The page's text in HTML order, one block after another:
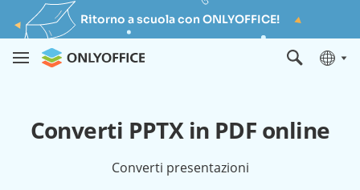
Ritorno a scuola con ONLYOFFICE!
Converti PPTX in PDF online
Converti presentazioni